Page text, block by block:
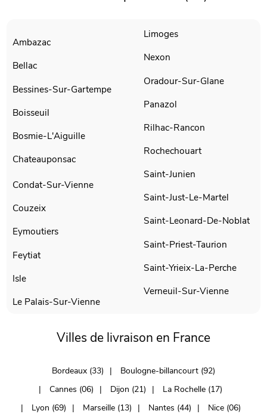
Ambazac
Bellac
Bessines-Sur-Gartempe
Boisseuil
Bosmie-L'Aiguille
Chateauponsac
Condat-Sur-Vienne
Couzeix
Eymoutiers
Feytiat
Isle
Le Palais-Sur-Vienne
Limoges
Nexon
Oradour-Sur-Glane
Panazol
Rilhac-Rancon
Rochechouart
Saint-Junien
Saint-Just-Le-Martel
Saint-Leonard-De-Noblat
Saint-Priest-Taurion
Saint-Yrieix-La-Perche
Verneuil-Sur-Vienne
Villes de livraison en France
Bordeaux (33)
Boulogne-billancourt (92)
Cannes (06)
Dijon (21)
La Rochelle (17)
Lyon (69)
Marseille (13) Nantes (44)
Nice (06)